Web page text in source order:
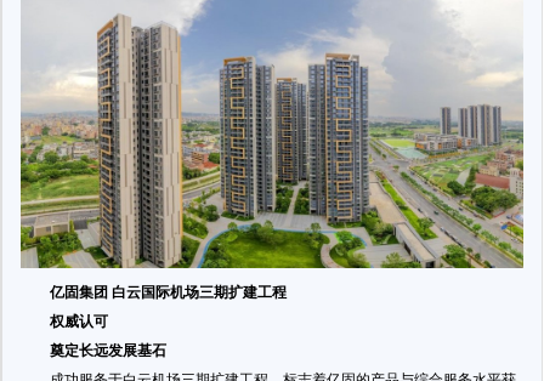
亿固集团 白云国际机场三期扩建工程
权威认可
奠定长远发展基石